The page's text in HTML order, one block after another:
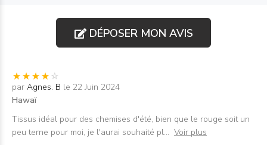
DÉPOSER MON AVIS
par Agnes. B le 22 Juin 2024
Hawaï
Tissus idéal pour des chemises d'été, bien que le rouge soit un
peu terne pour moi, je l'aurai souhaité pl... Voir plus